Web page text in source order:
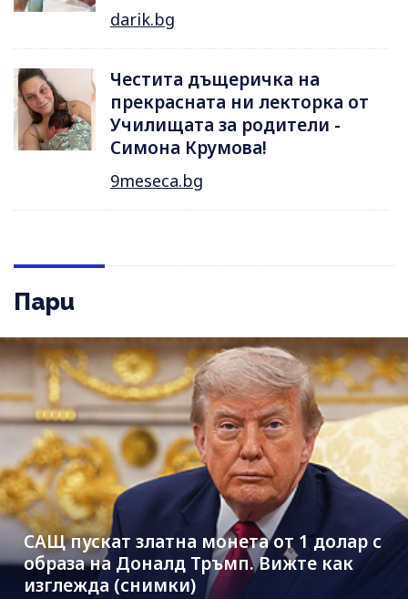
darik.bg
Честита дъщеричка на
прекрасната ни лекторка от
Училищата за родители -
Симона Крумова!
9meseca.bg
Пари
САЩ пускат златна монета от 1 долар с
образа на Доналд Тръмп. Вижте как
изглежда (снимки)